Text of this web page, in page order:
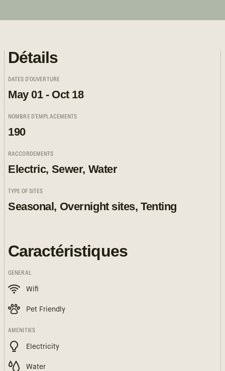
Détails
DATES D'OUVERTURE
May 01 - Oct 18
NOMBRE D'EMPLACEMENTS
190
RACCORDEMENTS
Electric, Sewer, Water
TYPE OF SITES
Seasonal, Overnight sites, Tenting
Caractéristiques
GENERAL
Wifi
Pet Friendly
AMENITIES
Electricity
Water